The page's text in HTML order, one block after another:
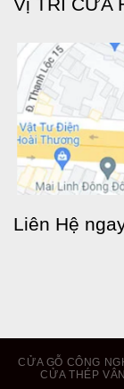
Liên Hệ
CỬA GỖ CÔNG
CỬA THÉP